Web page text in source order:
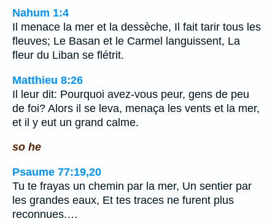
Nahum 1:4
Il menace la mer et la dessèche, Il fait tarir tous les
fleuves; Le Basan et le Carmel languissent, La
fleur du Liban se flétrit.
Matthieu 8:26
Il leur dit: Pourquoi avez-vous peur, gens de peu
de foi? Alors il se leva, menaça les vents et la mer,
et il y eut un grand calme.
so he
Psaume 77:19,20
Tu te frayas un chemin par la mer, Un sentier par
les grandes eaux, Et tes traces ne furent plus
reconnues.…